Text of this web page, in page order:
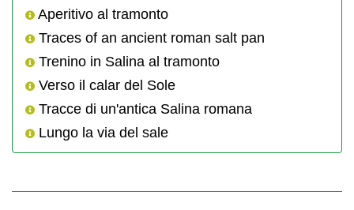
Aperitivo al tramonto
Traces of an ancient roman salt pan
Trenino in Salina al tramonto
Verso il calar del Sole
Tracce di un'antica Salina romana
Lungo la via del sale